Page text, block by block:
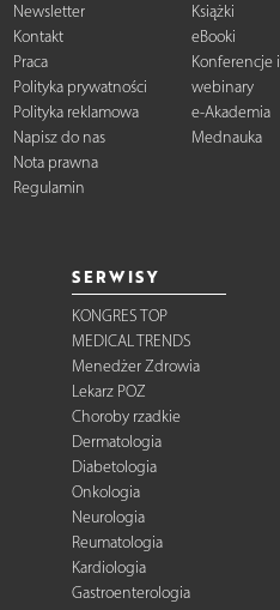
Newsletter
Kontakt
Praca
Polityka prywatności
Polityka reklamowa
Napisz do nas
Nota prawna
Regulamin
Książki
eBooki
Konferencje i
webinary
e-Akademia
Mednauka
SERWISY
KONGRES TOP
MEDICAL TRENDS
Menedżer Zdrowia
Lekarz POZ
Choroby rzadkie
Dermatologia
Diabetologia
Onkologia
Neurologia
Reumatologia
Kardiologia
Gastroenterologia